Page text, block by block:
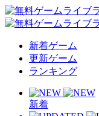
新着ゲーム
更新ゲーム
ランキング
新着